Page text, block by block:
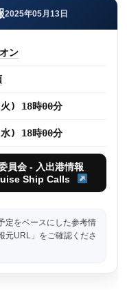
2025年05月13日
ン
) 18時00分
) 18時00分
員会 - 入出港情報
Ship Calls
定をベースにした参考情
元URL」をご確認くださ